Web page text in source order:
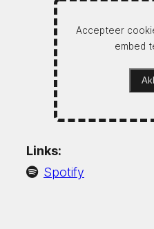
Accepteer
embed
Links:
Spotify